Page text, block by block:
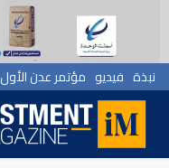
نبذة فيديو مؤتمر عدن الأول